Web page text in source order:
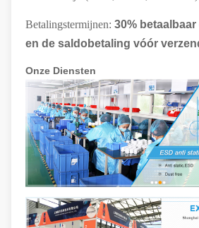
Betalingstermijnen: 30%
en de saldobetaling vóór
Onze Diensten